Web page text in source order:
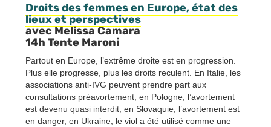
Droits des femmes en Europe, état des
lieux et perspectives
avec Melissa Camara
14h Tente Maroni
Partout en Europe, l’extrême droite est en progression.
Plus elle progresse, plus les droits reculent. En Italie, les
associations anti-IVG peuvent prendre part aux
consultations préavortement, en Pologne, l’avortement
est devenu quasi interdit, en Slovaquie, l’avortement est
en danger, en Ukraine, le viol a été utilisé comme une